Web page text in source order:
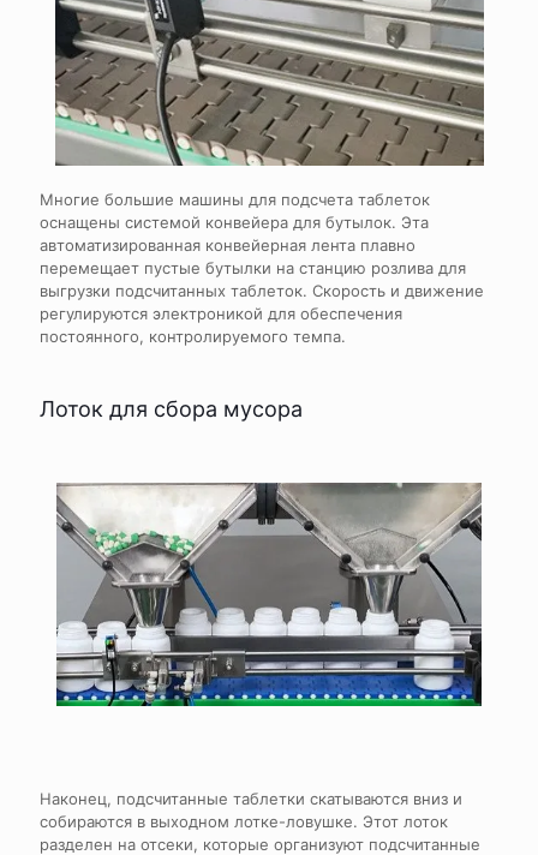
Многие большие машины для подсчета таблеток
оснащены системой конвейера для бутылок. Эта
автоматизированная конвейерная лента плавно
перемещает пустые бутылки на станцию розлива для
выгрузки подсчитанных таблеток. Скорость и движение
регулируются электроникой для обеспечения
постоянного, контролируемого темпа.
Лоток для сбора мусора
Наконец, подсчитанные таблетки скатываются вниз и
собираются в выходном лотке-ловушке. Этот лоток
разделен на отсеки, которые организуют подсчитанные